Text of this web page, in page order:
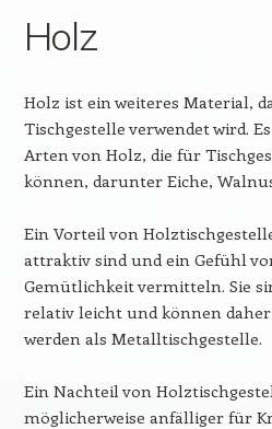
Holz
Holz ist ein weiteres Material,
Tischgestelle verwendet wird.
Arten von Holz, die für
können, darunter Eiche,
Ein Vorteil von
attraktiv sind und ein Gefühl
Gemütlichkeit vermitteln. Sie
relativ leicht und können
werden als Metalltischgestelle.
Ein Nachteil von
möglicherweise anfälliger für